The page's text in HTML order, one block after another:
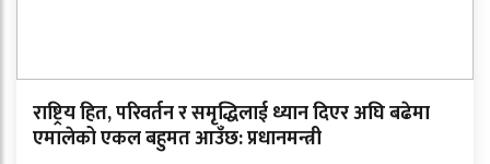
राष्ट्रिय हित, परिवर्तन र समृद्धिलाई ध्यान दिएर अघि बढेमा
एमालेको एकल बहुमत आउँछ: प्रधानमन्त्री